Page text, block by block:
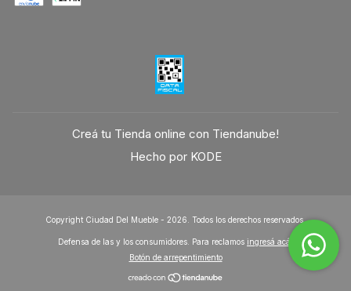
Creá tu Tienda online con Tiendanube!
Hecho por KODE
Copyright Ciudad Del Mueble - 2026. Todos los derechos reservados.
Defensa de las y los consumidores. Para reclamos ingresá acá.
Botón de arrepentimiento